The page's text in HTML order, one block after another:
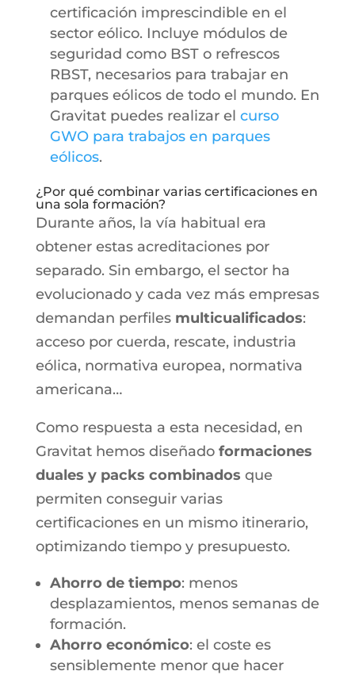
certificación imprescindible en el
sector eólico. Incluye módulos de
seguridad como BST o refrescos
RBST, necesarios para trabajar en
parques eólicos de todo el mundo. En
Gravitat puedes realizar el curso
GWO para trabajos en parques
eólicos.
¿Por qué combinar varias certificaciones en
una sola formación?
Durante años, la vía habitual era
obtener estas acreditaciones por
separado. Sin embargo, el sector ha
evolucionado y cada vez más empresas
demandan perfiles multicualificados:
acceso por cuerda, rescate, industria
eólica, normativa europea, normativa
americana…
Como respuesta a esta necesidad, en
Gravitat hemos diseñado formaciones
duales y packs combinados que
permiten conseguir varias
certificaciones en un mismo itinerario,
optimizando tiempo y presupuesto.
Ahorro de tiempo: menos
desplazamientos, menos semanas de
formación.
Ahorro económico: el coste es
sensiblemente menor que hacer